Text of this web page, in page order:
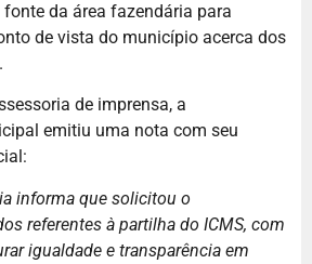
da área fazendária para
de vista do município acerca dos
de imprensa, a
emitiu uma nota com seu
informa que solicitou o
referentes à partilha do ICMS, com
igualdade e transparência em